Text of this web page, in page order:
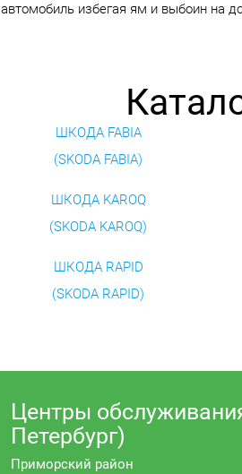
автомобиль избегая ям и выбоин на
ШКОДА FABIA
(SKODA FABIA)
ШКОДА KAROQ
(SKODA KAROQ)
ШКОДА RAPID
(SKODA RAPID)
Центры
Петербург)
Приморский район